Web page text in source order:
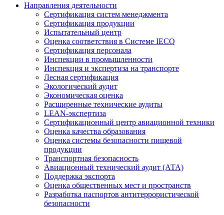
Направления деятельности
Сертификация систем менеджмента
Сертификация продукции
Испытательный центр
Оценка соответствия в Системе IECQ
Сертификация персонала
Инспекции в промышленности
Инспекция и экспертиза на транспорте
Лесная сертификация
Экологический аудит
Экономическая оценка
Расширенные технические аудиты
LEAN-экспертиза
Сертификационный центр авиационной техники
Оценка качества образования
Оценка системы безопасности пищевой
продукции
Транспортная безопасность
Авиационный технический аудит (АТА)
Поддержка экспорта
Оценка общественных мест и пространств
Разработка паспортов антитеррористической
безопасности